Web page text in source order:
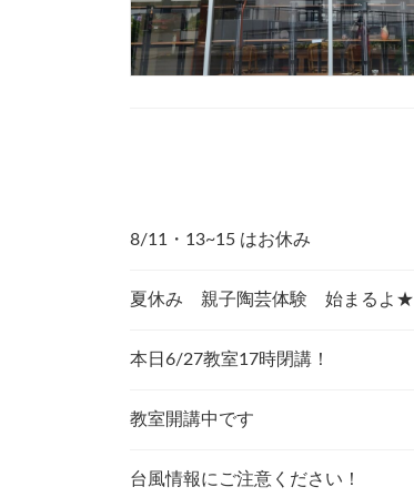
8/11・13~15 はお休み
夏休み 親子陶芸体験 始まるよ★
本日6/27教室17時閉講！
教室開講中です
台風情報にご注意ください！